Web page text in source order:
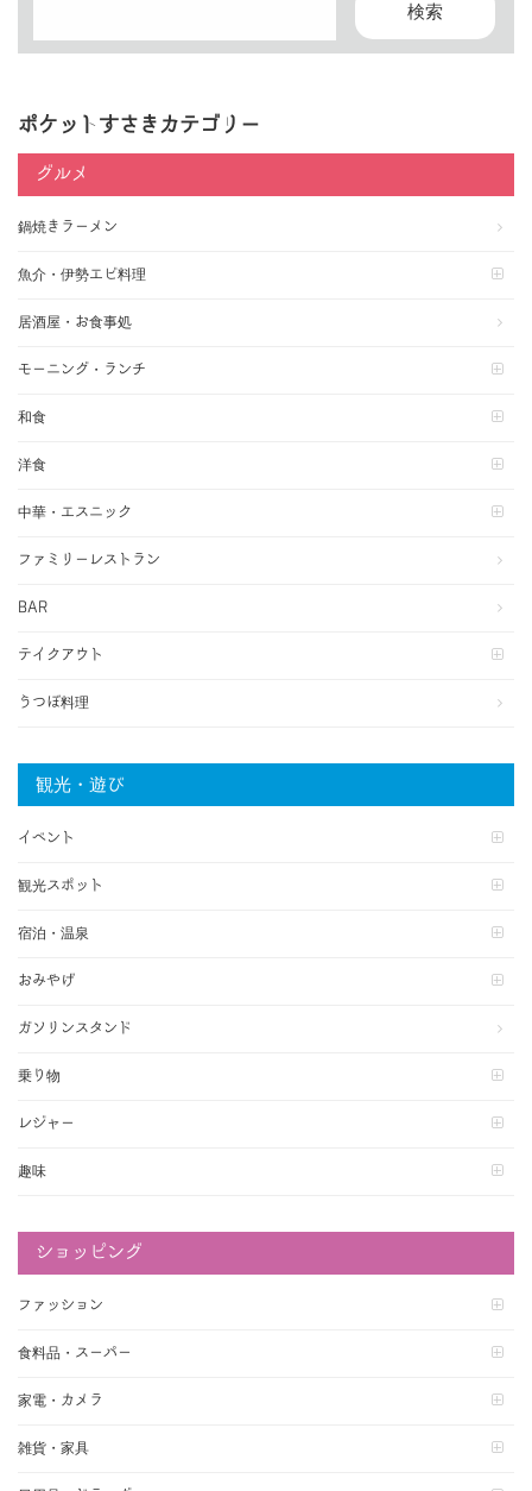
ポケットすさきカテゴリー
グルメ
鍋焼きラーメン
魚介・伊勢エビ料理
居酒屋・お食事処
モーニング・ランチ
和食
洋食
中華・エスニック
ファミリーレストラン
BAR
テイクアウト
うつぼ料理
観光・遊び
イベント
観光スポット
宿泊・温泉
おみやげ
ガソリンスタンド
乗り物
レジャー
趣味
ショッピング
ファッション
食料品・スーパー
家電・カメラ
雑貨・家具